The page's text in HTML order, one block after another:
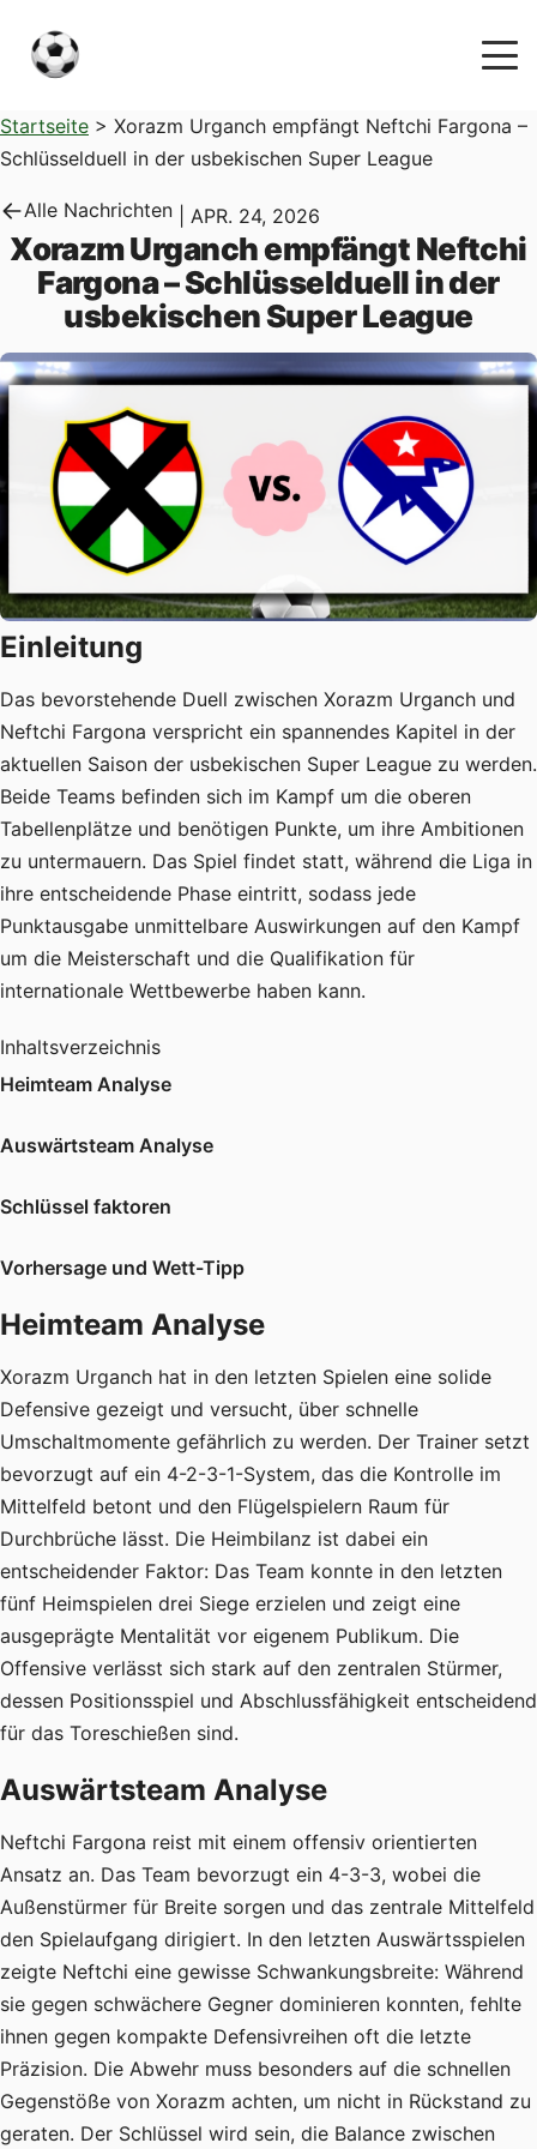
Startseite > Xorazm Urganch empfängt Neftchi Fargona –
Schlüsselduell in der usbekischen Super League
Alle Nachrichten APR. 24, 2026
Xorazm Urganch empfängt Neftchi
Fargona – Schlüsselduell in der
usbekischen Super League
Einleitung
Das bevorstehende Duell zwischen Xorazm Urganch und
Neftchi Fargona verspricht ein spannendes Kapitel in der
aktuellen Saison der usbekischen Super League zu werden.
Beide Teams befinden sich im Kampf um die oberen
Tabellenplätze und benötigen Punkte, um ihre Ambitionen
zu untermauern. Das Spiel findet statt, während die Liga in
ihre entscheidende Phase eintritt, sodass jede
Punktausgabe unmittelbare Auswirkungen auf den Kampf
um die Meisterschaft und die Qualifikation für
internationale Wettbewerbe haben kann.
Inhaltsverzeichnis
Heimteam Analyse
Auswärtsteam Analyse
Schlüssel faktoren
Vorhersage und Wett-Tipp
Heimteam Analyse
Xorazm Urganch hat in den letzten Spielen eine solide
Defensive gezeigt und versucht, über schnelle
Umschaltmomente gefährlich zu werden. Der Trainer setzt
bevorzugt auf ein 4-2-3-1-System, das die Kontrolle im
Mittelfeld betont und den Flügelspielern Raum für
Durchbrüche lässt. Die Heimbilanz ist dabei ein
entscheidender Faktor: Das Team konnte in den letzten
fünf Heimspielen drei Siege erzielen und zeigt eine
ausgeprägte Mentalität vor eigenem Publikum. Die
Offensive verlässt sich stark auf den zentralen Stürmer,
dessen Positionsspiel und Abschlussfähigkeit entscheidend
für das Toreschießen sind.
Auswärtsteam Analyse
Neftchi Fargona reist mit einem offensiv orientierten
Ansatz an. Das Team bevorzugt ein 4-3-3, wobei die
Außenstürmer für Breite sorgen und das zentrale Mittelfeld
den Spielaufgang dirigiert. In den letzten Auswärtsspielen
zeigte Neftchi eine gewisse Schwankungsbreite: Während
sie gegen schwächere Gegner dominieren konnten, fehlte
ihnen gegen kompakte Defensivreihen oft die letzte
Präzision. Die Abwehr muss besonders auf die schnellen
Gegenstöße von Xorazm achten, um nicht in Rückstand zu
geraten. Der Schlüssel wird sein, die Balance zwischen